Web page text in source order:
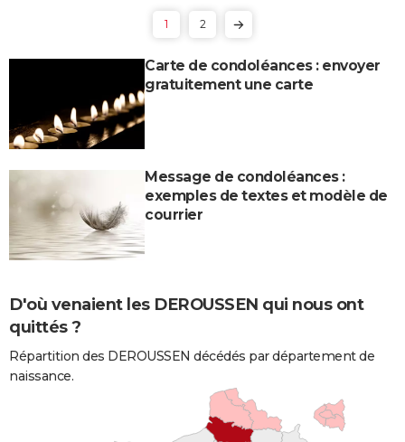
1 2
Carte de condoléances : envoyer
gratuitement une carte
Message de condoléances :
exemples de textes et modèle de
courrier
D'où venaient les DEROUSSEN qui nous ont
quittés ?
Répartition des DEROUSSEN décédés par département de
naissance.